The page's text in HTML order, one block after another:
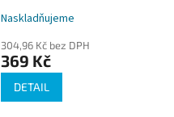
Naskladňujeme
304,96 Kč bez DPH
369 Kč
DETAIL